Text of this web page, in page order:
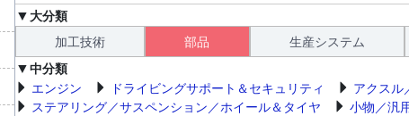
大分類
加工技術
部品 生産システム
中分類
エンジン
ドライビングサポート＆セキュリティ アクスル
ステアリング／サスペンション／ホイール＆タイヤ
小物／汎